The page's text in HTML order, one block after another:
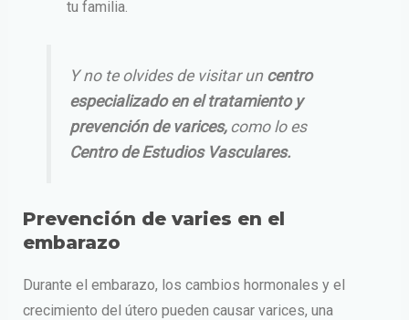
tu familia.
Y no te olvides de visitar un centro
especializado en el tratamiento y
prevención de varices,como lo es
Centro de Estudios Vasculares.
Prevención de varies en el
embarazo
Durante el embarazo, los cambios hormonales y el
crecimiento del útero pueden causar varices, una